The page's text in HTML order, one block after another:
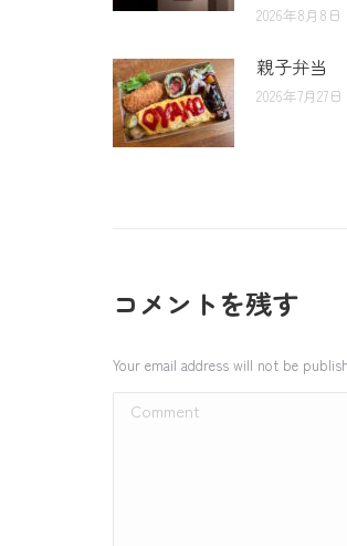
2026年8月8日
親子弁当
2026年7月27日
コメントを残す
Your email address will not be
Comment